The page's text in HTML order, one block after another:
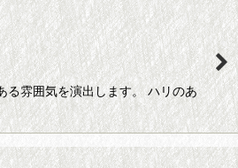
る雰囲気を演出します。 ハリのあ